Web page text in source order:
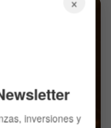
inversiones y